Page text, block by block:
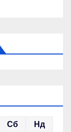
Сб Нд